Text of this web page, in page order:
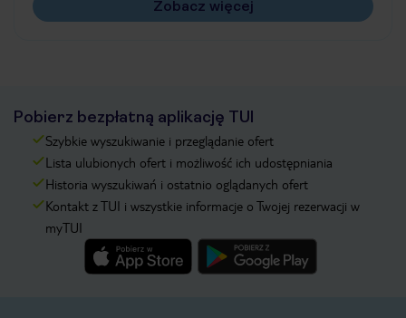
Zobacz więcej
Pobierz bezpłatną aplikację TUI
Szybkie wyszukiwanie i przeglądanie ofert
Lista ulubionych ofert i możliwość ich udostępniania
Historia wyszukiwań i ostatnio oglądanych ofert
Kontakt z TUI i wszystkie informacje o Twojej rezerwacji w
myTUI